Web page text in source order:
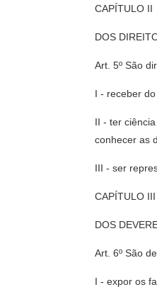
CAPÍTULO II
DOS
Art. 5º São
I - receber
II - ter
conhecer as
III - ser
CAPÍTULO III
DOS
Art. 6º São
I - expor os